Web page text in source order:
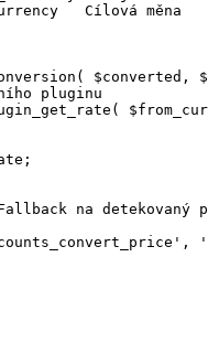
Cílová měna
( $converted ,
pluginu
( $
;
na detekovaný
' , '